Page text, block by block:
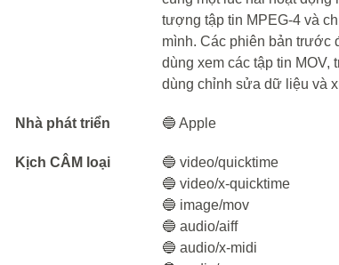
tượng tập tin MPEG-4 và
mình. Các phiên bản trước
dùng xem các tập tin
dùng chỉnh sửa dữ liệu và
Nhà phát triển 🔵 Apple
Kịch CÂM loại
🔵 video/quicktime
🔵 video/x-quicktime
🔵 image/mov
🔵 audio/aiff
🔵 audio/x-midi